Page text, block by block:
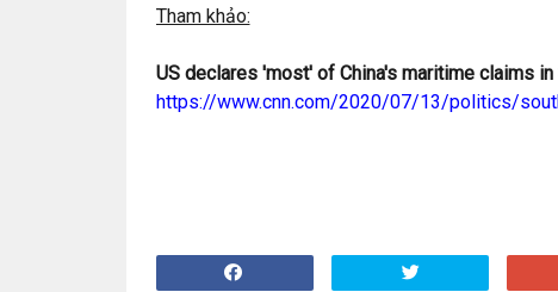
Tham khảo:
US declares 'most' of China's maritime claims in
https://www.cnn.com/2020/07/13/politics/